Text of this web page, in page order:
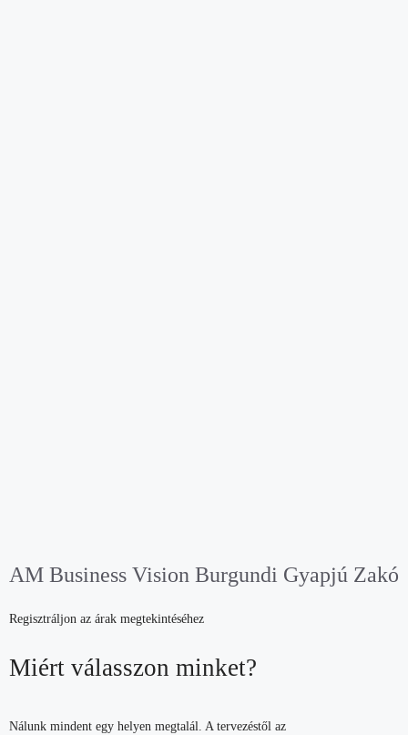
AM Business Vision Burgundi Gyapjú Zakó
Regisztráljon az árak megtekintéséhez
Miért válasszon minket?
Nálunk mindent egy helyen megtalál. A tervezéstől az